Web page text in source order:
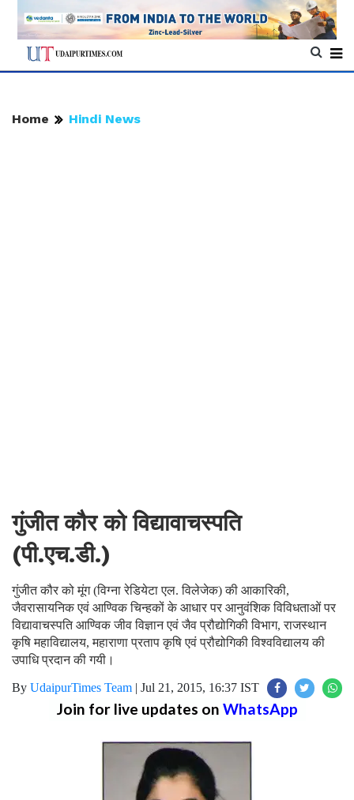
Home Hindi News
गुंजीत कौर को विद्यावाचस्पति
(पी.एच.डी.)
गुंजीत कौर को मूंग (विग्ना रेडियेटा एल. विलेजेक) की आकारिकी,
जैवरासायनिक एवं आण्विक चिन्हकों के आधार पर आनुवंशिक विविधताओं पर
विद्यावाचस्पति आण्विक जीव विज्ञान एवं जैव प्रौद्योगिकी विभाग, राजस्थान
कृषि महाविद्यालय, महाराणा प्रताप कृषि एवं प्रौद्योगिकी विश्वविद्यालय की
उपाधि प्रदान की गयी।
By UdaipurTimes Team | Jul 21, 2015, 16:37 IST
Join for live updates on WhatsApp